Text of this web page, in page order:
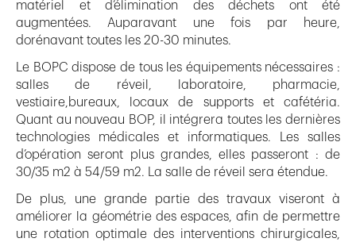
matériel et d’élimination des déchets ont été
augmentées. Auparavant une fois par heure,
dorénavant toutes les 20-30 minutes.
Le BOPC dispose de tous les équipements nécessaires :
salles de réveil, laboratoire, pharmacie,
vestiaire,bureaux, locaux de supports et cafétéria.
Quant au nouveau BOP, il intégrera toutes les dernières
technologies médicales et informatiques. Les salles
d’opération seront plus grandes, elles passeront : de
30/35 m2 à 54/59 m2. La salle de réveil sera étendue.
De plus, une grande partie des travaux viseront à
améliorer la géométrie des espaces, afin de permettre
une rotation optimale des interventions chirurgicales,